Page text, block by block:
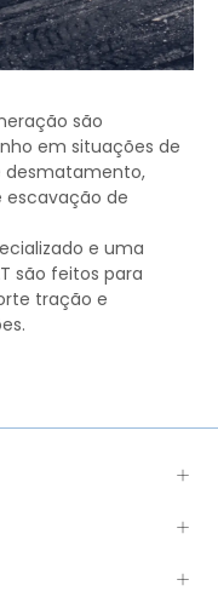
são
em situações de
desmatamento,
escavação de
e uma
são feitos para
tração e